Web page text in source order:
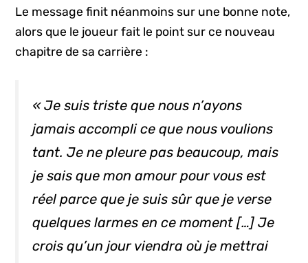
Le message finit néanmoins sur une bonne note,
alors que le joueur fait le point sur ce nouveau
chapitre de sa carrière :
« Je suis triste que nous n’ayons
jamais accompli ce que nous voulions
tant. Je ne pleure pas beaucoup, mais
je sais que mon amour pour vous est
réel parce que je suis sûr que je verse
quelques larmes en ce moment […] Je
crois qu’un jour viendra où je mettrai